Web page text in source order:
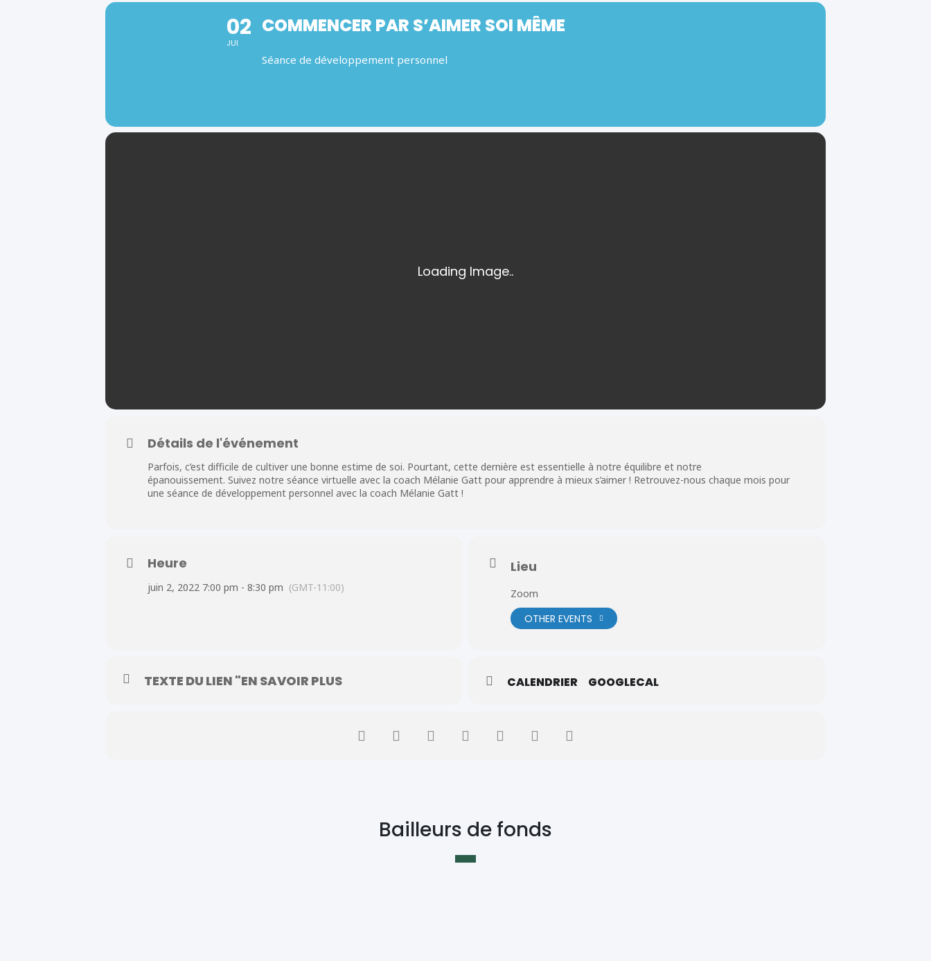
02
JUI
COMMENCER PAR S’AIMER SOI MÊME
Séance de développement personnel
Détails de l'événement
Parfois, c’est difficile de cultiver une bonne estime de soi. Pourtant, cette dernière est essentielle à notre équilibre et notre
épanouissement. Suivez notre séance virtuelle avec la coach Mélanie Gatt pour apprendre à mieux s’aimer ! Retrouvez-nous chaque mois pour
une séance de développement personnel avec la coach Mélanie Gatt !
Heure
juin 2, 2022 7:00 pm - 8:30 pm (GMT-11:00)
Lieu
Zoom
OTHER EVENTS
TEXTE DU LIEN "EN SAVOIR PLUS CALENDRIER GOOGLECAL
Bailleurs de fonds